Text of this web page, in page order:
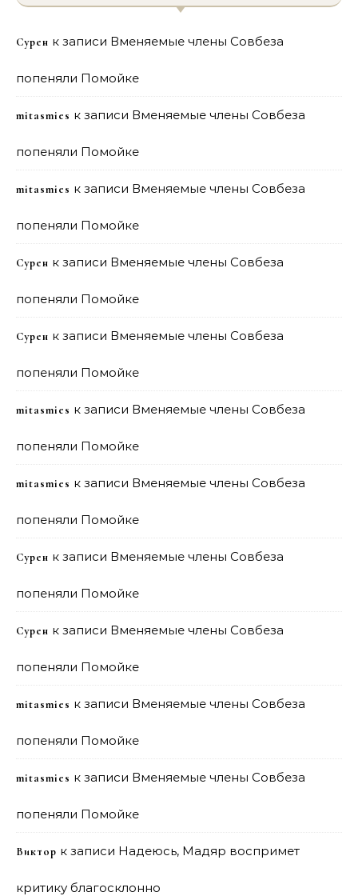
Сурен к записи Вменяемые члены Совбеза
попеняли Помойке
mitasmies к записи Вменяемые члены Совбеза
попеняли Помойке
mitasmies к записи Вменяемые члены Совбеза
попеняли Помойке
Сурен к записи Вменяемые члены Совбеза
попеняли Помойке
Сурен к записи Вменяемые члены Совбеза
попеняли Помойке
mitasmies к записи Вменяемые члены Совбеза
попеняли Помойке
mitasmies к записи Вменяемые члены Совбеза
попеняли Помойке
Сурен к записи Вменяемые члены Совбеза
попеняли Помойке
Сурен к записи Вменяемые члены Совбеза
попеняли Помойке
mitasmies к записи Вменяемые члены Совбеза
попеняли Помойке
mitasmies к записи Вменяемые члены Совбеза
попеняли Помойке
Виктор к записи Надеюсь, Мадяр воспримет
критику благосклонно